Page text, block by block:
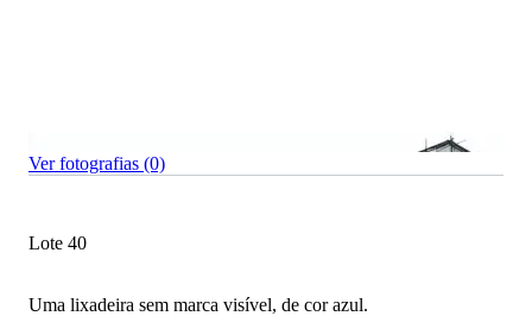
Ver fotografias (0)
Lote 40
Uma lixadeira sem marca visível, de cor azul.